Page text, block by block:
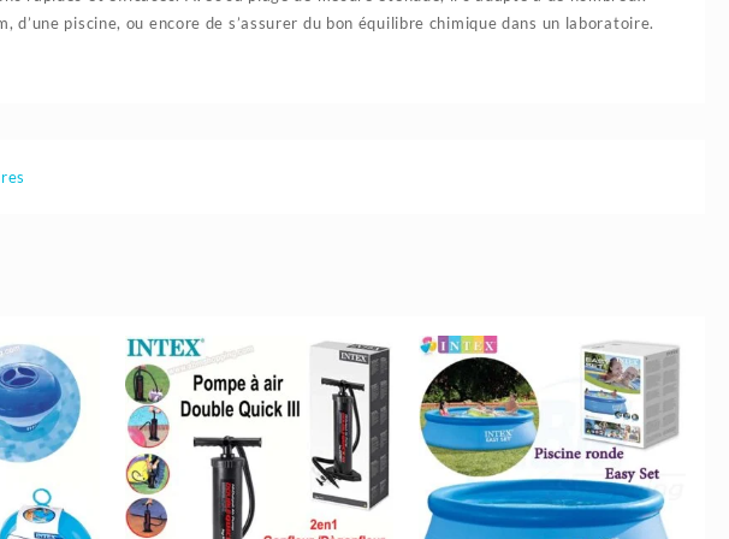
d’une piscine, ou encore de s’assurer du bon équilibre chimique dans un laboratoire.